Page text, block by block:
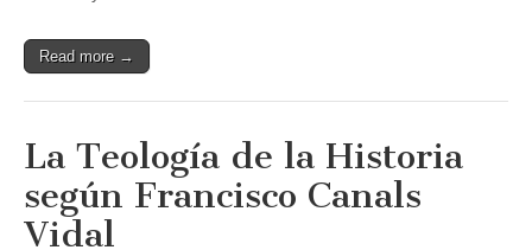
Read more →
La Teología de la Historia
según Francisco Canals
Vidal